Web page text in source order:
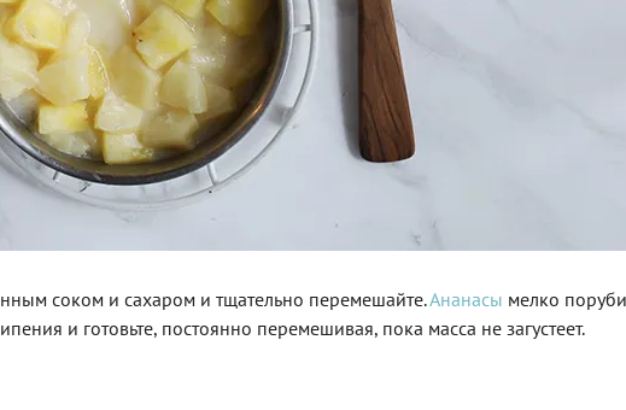
соком и сахаром и тщательно перемешайте.Ананасы мелко
и готовьте, постоянно перемешивая, пока масса не загустеет.